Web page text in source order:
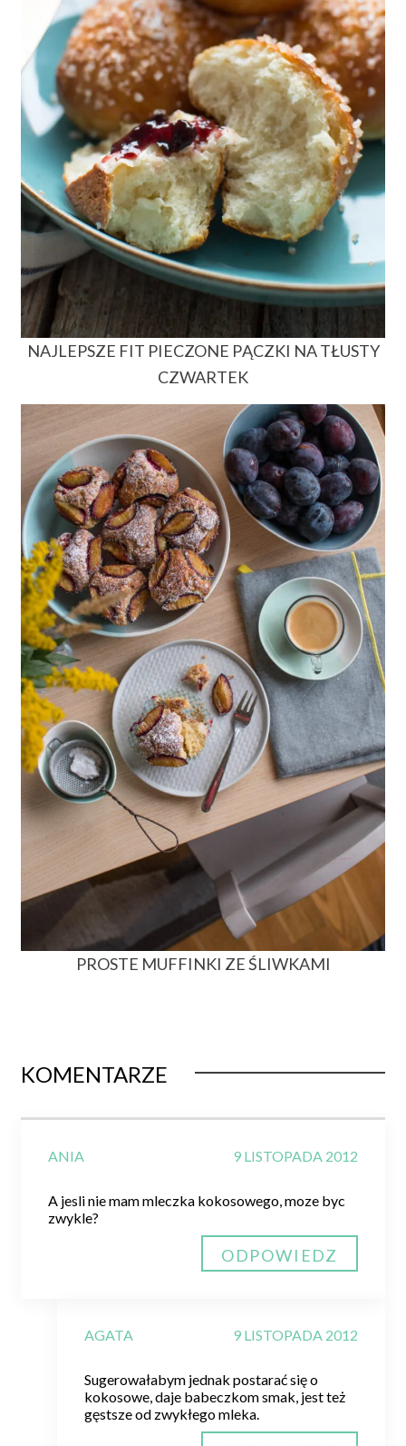
NAJLEPSZE FIT PIECZONE PĄCZKI NA TŁUSTY
CZWARTEK
PROSTE MUFFINKI ZE ŚLIWKAMI
KOMENTARZE
ANIA 9 LISTOPADA 2012
A jesli nie mam mleczka kokosowego, moze byc
zwykle?
ODPOWIEDZ
AGATA 9 LISTOPADA 2012
Sugerowałabym jednak postarać się o
kokosowe, daje babeczkom smak, jest też
gęstsze od zwykłego mleka.